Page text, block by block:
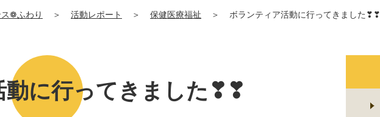
❁ふわり ＞ 活動レポート ＞ 保健医療福祉 ＞ ボランティア活動に行ってきました❣❣
動に行ってきました❣❣